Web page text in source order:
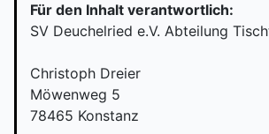
Für den Inhalt verantwortlich:
SV Deuchelried e.V. Abteilung
Christoph Dreier
Möwenweg 5
78465 Konstanz